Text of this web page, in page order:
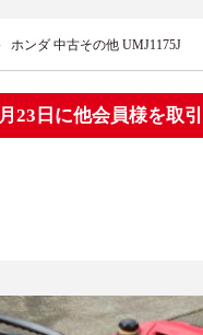
新品農機を
新品農機検索
ホンダ 中古その他 UMJ1175J
23日に他会員様を取